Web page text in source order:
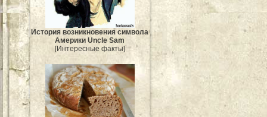
История возникновения символа
Америки Uncle Sam
[Интересные факты]